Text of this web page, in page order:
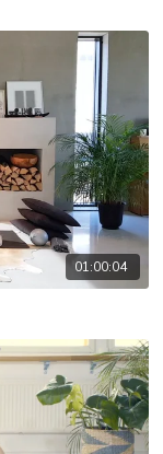
01:00:04